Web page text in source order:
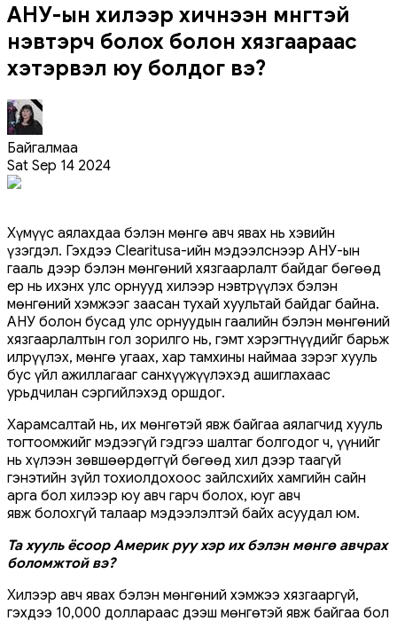
АНУ-ын хилээр хичнээн мөнгөтэй
нэвтэрч болох болон хязгаараас
хэтэрвэл юу болдог вэ?
Байгалмаа
Sat Sep 14 2024
Хүмүүс аялахдаа бэлэн мөнгө авч явах нь хэвийн
үзэгдэл. Гэхдээ Clearitusa-ийн мэдээлснээр АНУ-ын
гааль дээр бэлэн мөнгөний хязгаарлалт байдаг бөгөөд
ер нь ихэнх улс орнууд хилээр нэвтрүүлэх бэлэн
мөнгөний хэмжээг заасан тухай хуультай байдаг байна.
АНУ болон бусад улс орнуудын гаалийн бэлэн мөнгөний
хязгаарлалтын гол зорилго нь, гэмт хэрэгтнүүдийг барьж
илрүүлэх, мөнгө угаах, хар тамхины наймаа зэрэг хууль
бус үйл ажиллагааг санхүүжүүлэхэд ашиглахаас
урьдчилан сэргийлэхэд оршдог.
Харамсалтай нь, их мөнгөтэй явж байгаа аялагчид хууль
тогтоомжийг мэдээгүй гэдгээ шалтаг болгодог ч, үүнийг
нь хүлээн зөвшөөрдөггүй бөгөөд хил дээр таагүй
гэнэтийн зүйл тохиолдохоос зайлсхийх хамгийн сайн
арга бол хилээр юу авч гарч болох, юуг авч
явж болохгүй талаар мэдээлэлтэй байх асуудал юм.
Та хууль ёсоор Америк руу хэр их бэлэн мөнгө авчрах
боломжтой вэ?
Хилээр авч явах бэлэн мөнгөний хэмжээ хязгааргүй,
гэхдээ 10,000 доллараас дээш мөнгөтэй явж байгаа бол